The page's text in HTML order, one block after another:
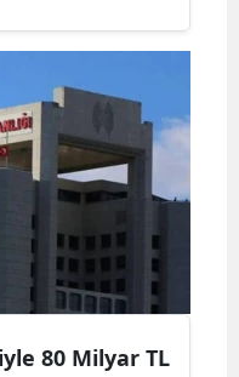
80 Milyar TL